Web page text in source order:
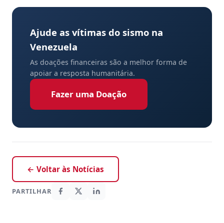
Ajude as vítimas do sismo na
Venezuela
As doações financeiras são a melhor forma de
apoiar a resposta humanitária.
Fazer uma Doação
← Voltar às Notícias
PARTILHAR